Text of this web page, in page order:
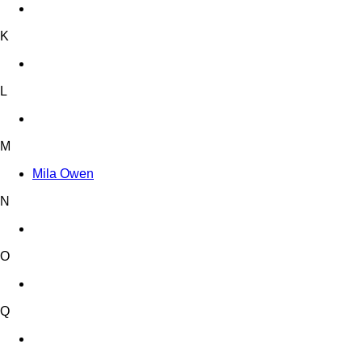
K
L
M
Mila Owen
N
O
Q